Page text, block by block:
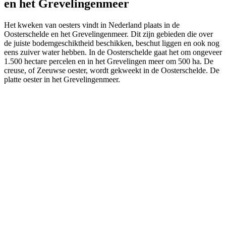
en het Grevelingenmeer
Het kweken van oesters vindt in Nederland plaats in de
Oosterschelde en het Grevelingenmeer. Dit zijn gebieden die over
de juiste bodemgeschiktheid beschikken, beschut liggen en ook nog
eens zuiver water hebben. In de Oosterschelde gaat het om ongeveer
1.500 hectare percelen en in het Grevelingen meer om 500 ha. De
creuse, of Zeeuwse oester, wordt gekweekt in de Oosterschelde. De
platte oester in het Grevelingenmeer.